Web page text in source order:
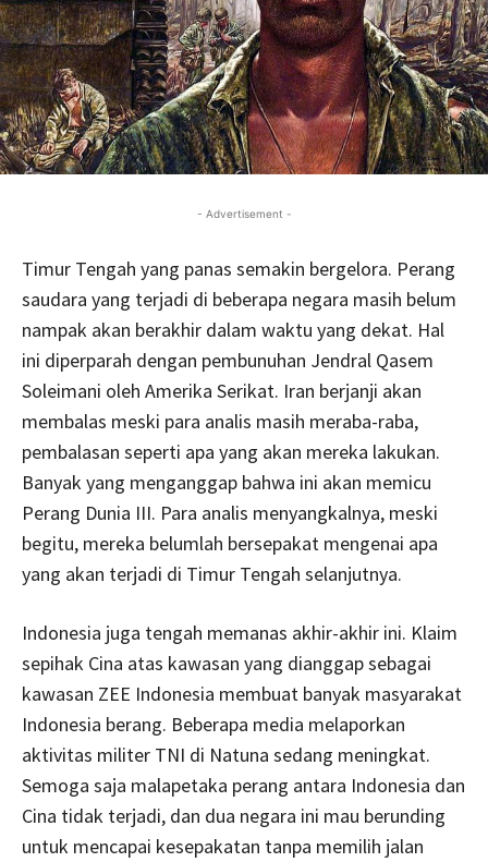
- Advertisement -
Timur Tengah yang panas semakin bergelora. Perang
saudara yang terjadi di beberapa negara masih belum
nampak akan berakhir dalam waktu yang dekat. Hal
ini diperparah dengan pembunuhan Jendral Qasem
Soleimani oleh Amerika Serikat. Iran berjanji akan
membalas meski para analis masih meraba-raba,
pembalasan seperti apa yang akan mereka lakukan.
Banyak yang menganggap bahwa ini akan memicu
Perang Dunia III. Para analis menyangkalnya, meski
begitu, mereka belumlah bersepakat mengenai apa
yang akan terjadi di Timur Tengah selanjutnya.
Indonesia juga tengah memanas akhir-akhir ini. Klaim
sepihak Cina atas kawasan yang dianggap sebagai
kawasan ZEE Indonesia membuat banyak masyarakat
Indonesia berang. Beberapa media melaporkan
aktivitas militer TNI di Natuna sedang meningkat.
Semoga saja malapetaka perang antara Indonesia dan
Cina tidak terjadi, dan dua negara ini mau berunding
untuk mencapai kesepakatan tanpa memilih jalan